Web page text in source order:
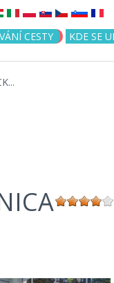
CESTY KDE SE